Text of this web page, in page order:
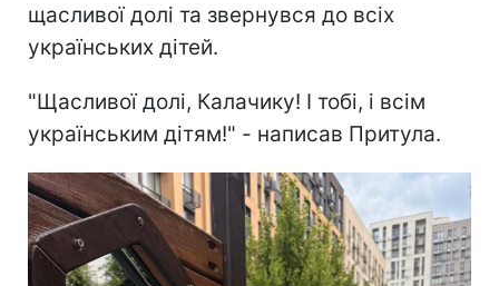
щасливої долі та звернувся до всіх
українських дітей.
"Щасливої долі, Калачику! І тобі, і всім
українським дітям!" - написав Притула.